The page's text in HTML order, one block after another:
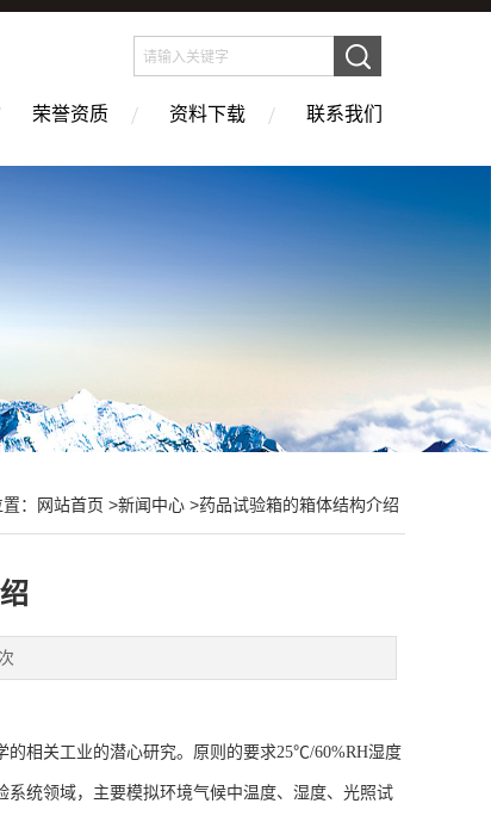
荣誉资质 资料下载 联系我们
： 网站首页 >新闻中心 >药品试验箱的箱体结构介绍
相关工业的潜心研究。原则的要求25℃/60%RH湿度
统领域，主要模拟环境气候中温度、湿度、光照试